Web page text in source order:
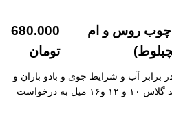
چوب روس و ام
680.000
تومان
برابر آب و شرایط جوی و بادو باران و
آفتاب همراه با شیشه طرح استند گلاس ۱۰ و ۱۲ و۱۶ میل به درخواست